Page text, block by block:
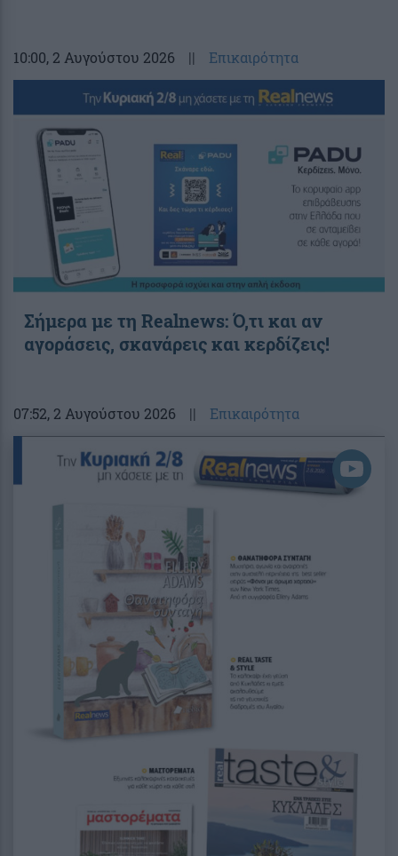
10:00, 2 Αυγούστου 2026 || Επικαιρότητα
Σήμερα με τη Realnews: Ό,τι και αν
αγοράσεις, σκανάρεις και κερδίζεις!
07:52, 2 Αυγούστου 2026 || Επικαιρότητα